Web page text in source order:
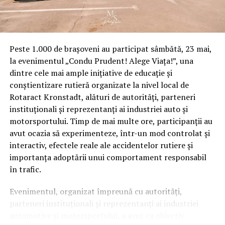
piaţă, fapt care ar putea fi pus în paralel şi cu viitoarea
implementare a Pachetului IV Feroviar.
privind instituirea spaţiului feroviar unic european, care
a fost transpusă în legislaţia naţională românească prin
Legea nr. 202/2016 privind integrarea sistemului
feroviar din România în spaţiul feroviar unic european,
act normativ ale cărui prevederi sunt legate explicit de
acest domeniu al pieţei şi al condiţiilor concurenţiale. O
astfel de iniţiativă, de a salva această societate naţională,
luată la nivel de stat, ar fi tratată ca atare de
organismele Uniunii Europene prin contestări, sancţiuni,
declanşarea de proceduri de infringement etc. Practic,
SNTFM este blocată – cu riscul tot mai mare de a fi chiar
puternice, unul de sorginte comunitară, celălalt cu o
Peste 1.000 de brașoveni au participat sâmbătă, 23 mai,
la evenimentul „Condu Prudent! Alege Viața!”, una
dintre cele mai ample inițiative de educație și
conștientizare rutieră organizate la nivel local de
Rotaract Kronstadt, alături de autorități, parteneri
instituționali și reprezentanți ai industriei auto și
motorsportului. Timp de mai multe ore, participanții au
avut ocazia să experimenteze, într-un mod controlat și
interactiv, efectele reale ale accidentelor rutiere și
importanța adoptării unui comportament responsabil
în trafic.
Evenimentul, organizat împreună cu autorități,
parteneri instituționali și reprezentanți ai industriei